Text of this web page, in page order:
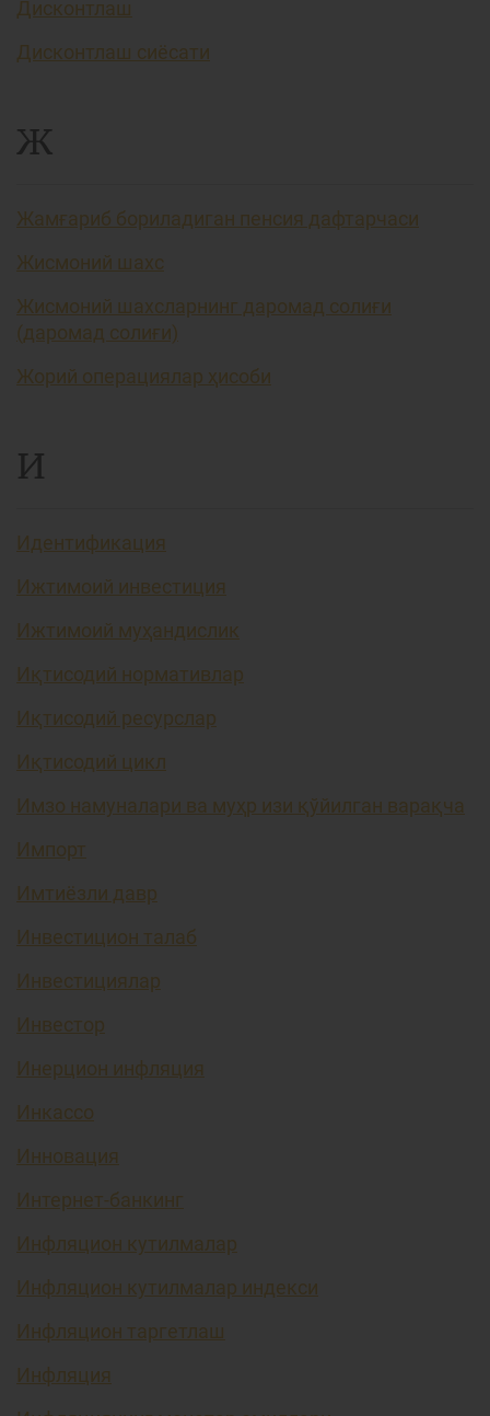
Дисконтлаш
Дисконтлаш сиёсати
Ж
Жамғариб бориладиган пенсия дафтарчаси
Жисмоний шахс
Жисмоний шахсларнинг даромад солиғи
(даромад солиғи)
Жорий операциялар ҳисоби
И
Идентификация
Ижтимоий инвестиция
Ижтимоий муҳандислик
Иқтисодий нормативлар
Иқтисодий ресурслар
Иқтисодий цикл
Имзо намуналари ва муҳр изи қўйилган варақча
Импорт
Имтиёзли давр
Инвестицион талаб
Инвестициялар
Инвестор
Инерцион инфляция
Инкассо
Инновация
Интернет-банкинг
Инфляцион кутилмалар
Инфляцион кутилмалар индекси
Инфляцион таргетлаш
Инфляция